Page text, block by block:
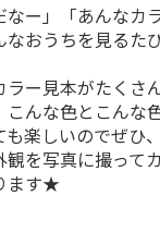
なー」「あんなカ
なおうちを見るた
ー見本がたくさ
んな色とこんな
も楽しいのでぜひ
観を写真に撮って
ます★